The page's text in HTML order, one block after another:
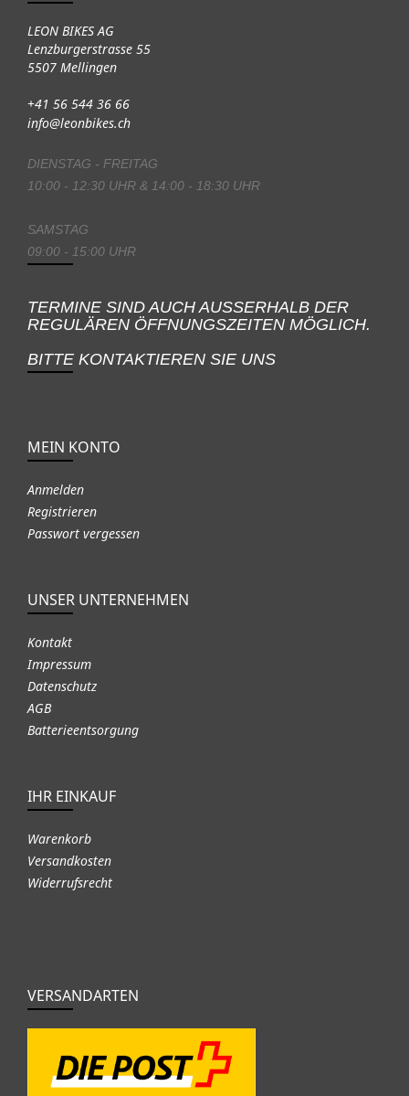
LEON BIKES AG
Lenzburgerstrasse 55
5507 Mellingen
+41 56 544 36 66
info@leonbikes.ch
DIENSTAG - FREITAG
10:00 - 12:30 UHR & 14:00 - 18:30 UHR
SAMSTAG
09:00 - 15:00 UHR
TERMINE SIND AUCH AUSSERHALB DER
REGULÄREN ÖFFNUNGSZEITEN MÖGLICH.
BITTE KONTAKTIEREN SIE UNS
MEIN KONTO
Anmelden
Registrieren
Passwort vergessen
UNSER UNTERNEHMEN
Kontakt
Impressum
Datenschutz
AGB
Batterieentsorgung
IHR EINKAUF
Warenkorb
Versandkosten
Widerrufsrecht
VERSANDARTEN